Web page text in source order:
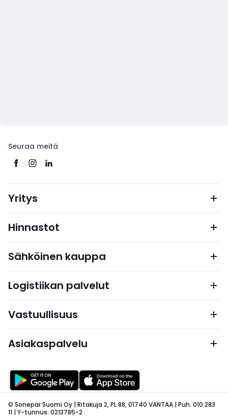
Seuraa meitä
Yritys
Hinnastot
Sähköinen kauppa
Logistiikan palvelut
Vastuullisuus
Asiakaspalvelu
© Sonepar Suomi Oy | Ritakuja 2, PL 88, 01740 VANTAA | Puh. 010 283
11 | Y-tunnus: 0213785-2